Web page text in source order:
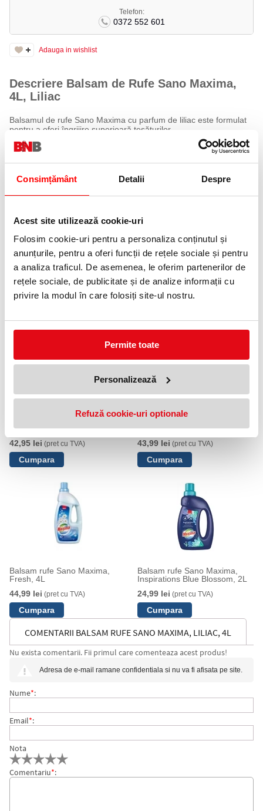
Consimțământ Detalii Despre
Acest site utilizează cookie-uri
Folosim cookie-uri pentru a personaliza conținutul și
anunțurile, pentru a oferi funcții de rețele sociale și pentru
a analiza traficul. De asemenea, le oferim partenerilor de
rețele sociale, de publicitate și de analize informații cu
privire la modul în care folosiți site-ul nostru.
Permite toate
Personalizează
Refuză cookie-uri optionale
Telefon:
0372 552 601
Adauga in wishlist
Descriere Balsam de Rufe Sano Maxima,
4L, Liliac
Balsamul de rufe Sano Maxima cu parfum de liliac este formulat
pentru a oferi îngrijire superioară țesăturilor.
Beneficii
menținerea țesăturilor moi și protejate.
și ușurează călcatul.
persistent.
Igienizează: Menține hainele curate și proaspete.
Specificații
Parfum: Liliac, levănțică și mosc
Cantitate: 4 litri
PRODUSE SIMILARE
lavanda, 4L
42,95 lei (pret cu TVA)
Balsam rufe Sano Maxima,
Bio, 4L
43,99 lei (pret cu TVA)
Balsam rufe Sano Maxima,
Fresh, 4L
44,99 lei (pret cu TVA)
Balsam rufe Sano Maxima,
Inspirations Blue Blossom, 2L
24,99 lei (pret cu TVA)
COMENTARII BALSAM RUFE SANO MAXIMA, LILIAC, 4L
Nu exista comentarii. Fii primul care comenteaza acest produs!
Adresa de e-mail ramane confidentiala si nu va fi afisata pe site.
Nume*:
Email*:
Nota
Comentariu*: